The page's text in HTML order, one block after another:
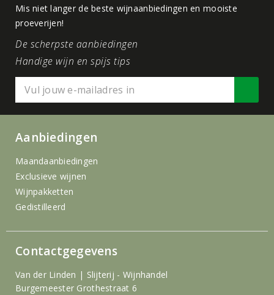
Mis niet langer de beste wijnaanbiedingen en mooiste
proeverijen!
De scherpste aanbiedingen
Handige wijn en spijs tips
Aanbiedingen
Maandaanbiedingen
Exclusieve wijnen
Wijnpakketten
Gedistilleerd
Contactgegevens
Van der Linden | Slijterij - Wijnhandel
Burgemeester Grothestraat 6